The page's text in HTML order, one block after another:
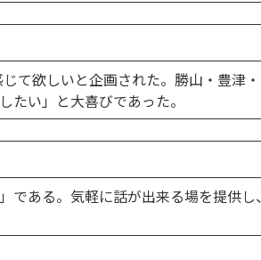
て欲しいと企画された。勝山・豊津・
い」と大喜びであった。
ある。気軽に話が出来る場を提供し、